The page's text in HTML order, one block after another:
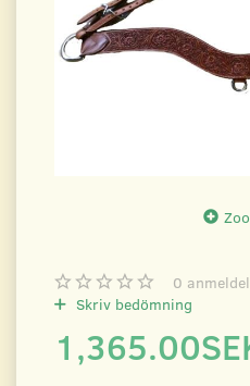
0
Skriv bedömning